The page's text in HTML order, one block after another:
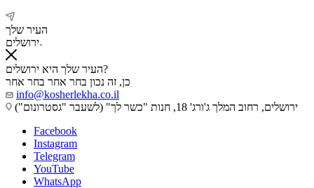
העיר שלך
ירושלים
העיר שלך היא ירושלים?
כן, זה נכון בחר אחר בחר אחר
info@kosherlekha.co.il
ירושלים, רחוב המלך ג'ורג' 18, חנות "כשר לך" (לשעבר "גסטרונום")
Facebook
Instagram
Telegram
YouTube
WhatsApp